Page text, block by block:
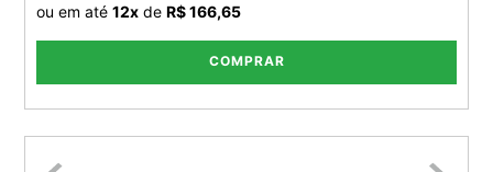
ou em até 12x de R$ 166,65
COMPRAR